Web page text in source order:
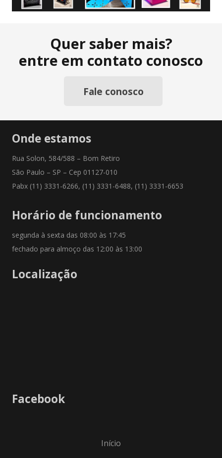
Quer saber mais?
entre em contato conosco
Fale conosco
Onde estamos
Rua Solon, 584/588 – Bom Retiro
São Paulo – SP – Cep 01127-010
Pabx (11) 3331-6266, (11) 3331-6488, (11) 3331-6653
Horário de funcionamento
segunda à sexta das 08:00 às 17:45
fechado para almoço das 12:00 às 13:00
Localização
Facebook
Início